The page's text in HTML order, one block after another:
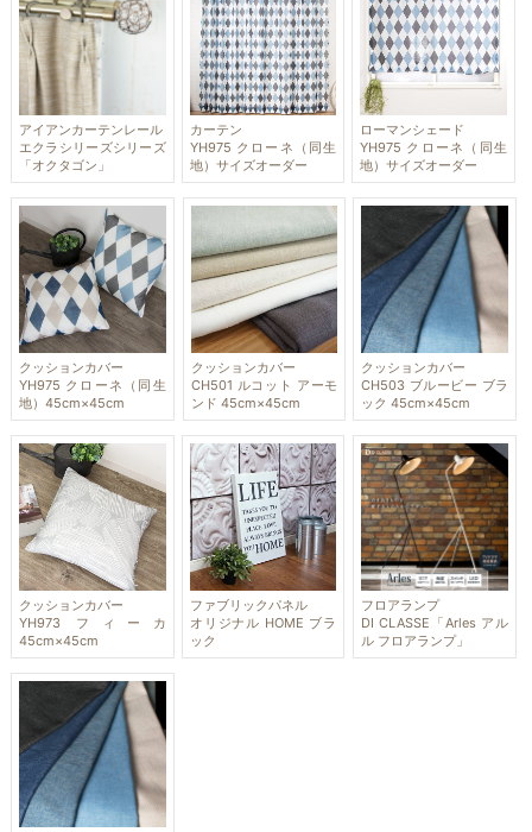
アイアンカーテンレール
エクラシリーズシリーズ
「オクタゴン」
カーテン
YH975 クローネ（同生
地）サイズオーダー
ローマンシェード
YH975 クローネ（同生
地）サイズオーダー
クッションカバー
YH975 クローネ（同生
地）45cm×45cm
クッションカバー
CH501 ルコット アーモ
ンド 45cm×45cm
クッションカバー
CH503 ブルービー ブラ
ック 45cm×45cm
クッションカバー
YH973 フィーカ
45cm×45cm
ファブリックパネル
オリジナル HOME ブラ
ック
フロアランプ
DI CLASSE「Arles アル
ル フロアランプ」